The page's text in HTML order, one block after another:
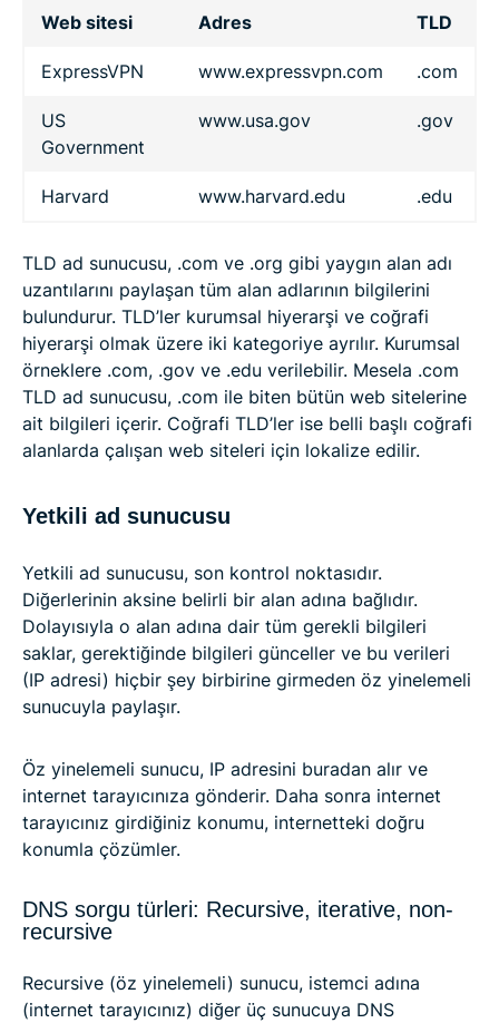
Web sitesi Adres TLD
ExpressVPN www.expressvpn.com .com
US
Government
www.usa.gov .gov
Harvard www.harvard.edu .edu
TLD ad sunucusu, .com ve .org gibi yaygın alan adı
uzantılarını paylaşan tüm alan adlarının bilgilerini
bulundurur. TLD’ler kurumsal hiyerarşi ve coğrafi
hiyerarşi olmak üzere iki kategoriye ayrılır. Kurumsal
örneklere .com, .gov ve .edu verilebilir. Mesela .com
TLD ad sunucusu, .com ile biten bütün web sitelerine
ait bilgileri içerir. Coğrafi TLD’ler ise belli başlı coğrafi
alanlarda çalışan web siteleri için lokalize edilir.
Yetkili ad sunucusu
Yetkili ad sunucusu, son kontrol noktasıdır.
Diğerlerinin aksine belirli bir alan adına bağlıdır.
Dolayısıyla o alan adına dair tüm gerekli bilgileri
saklar, gerektiğinde bilgileri günceller ve bu verileri
(IP adresi) hiçbir şey birbirine girmeden öz yinelemeli
sunucuyla paylaşır.
Öz yinelemeli sunucu, IP adresini buradan alır ve
internet tarayıcınıza gönderir. Daha sonra internet
tarayıcınız girdiğiniz konumu, internetteki doğru
konumla çözümler.
DNS sorgu türleri: Recursive, iterative, non-
recursive
Recursive (öz yinelemeli) sunucu, istemci adına
(internet tarayıcınız) diğer üç sunucuya DNS